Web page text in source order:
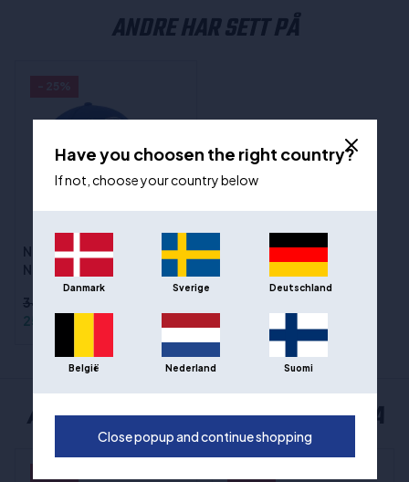
ANDRE HAR SETT PÅ
New Era Ligaens hette -
New York Knicks OS
342,00 kr
258,00 kr
ANDRE POPULÆRE VALG FRA NEW ERA
Have you choosen the right country?
If not, choose your country below
Danmark Sverige Deutschland
België Nederland Suomi
Close popup and continue shopping